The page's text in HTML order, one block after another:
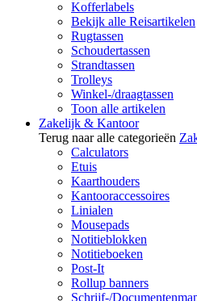
Kofferlabels
Bekijk alle Reisartikelen
Rugtassen
Schoudertassen
Strandtassen
Trolleys
Winkel-/draagtassen
Toon alle artikelen
Zakelijk & Kantoor
Terug naar alle categorieën
Calculators
Etuis
Kaarthouders
Kantooraccessoires
Linialen
Mousepads
Notitieblokken
Notitieboeken
Post-It
Rollup banners
Schrijf-/